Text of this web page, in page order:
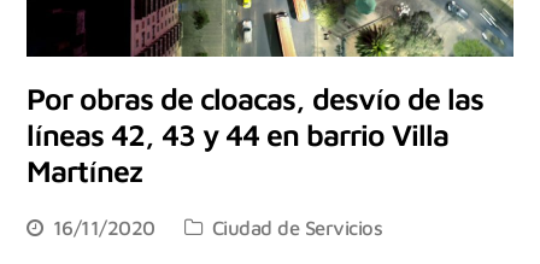
Por obras de cloacas, desvío de las
líneas 42, 43 y 44 en barrio Villa
Martínez
16/11/2020 Ciudad de Servicios